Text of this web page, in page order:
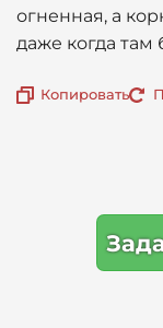
огненная, а
даже когда
Копировать